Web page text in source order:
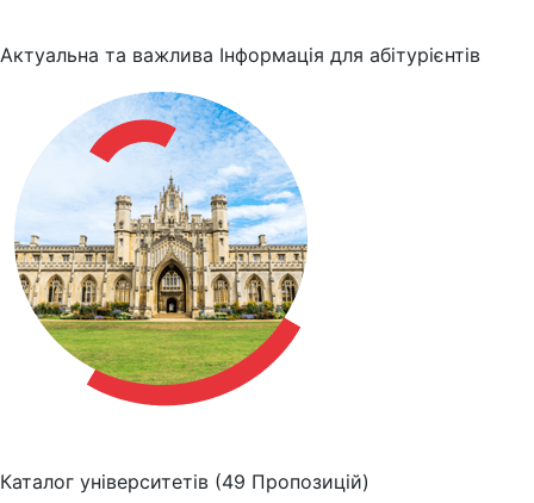
Актуальна та важлива Інформація для абітурієнтів
Каталог університетів (49 Пропозицій)